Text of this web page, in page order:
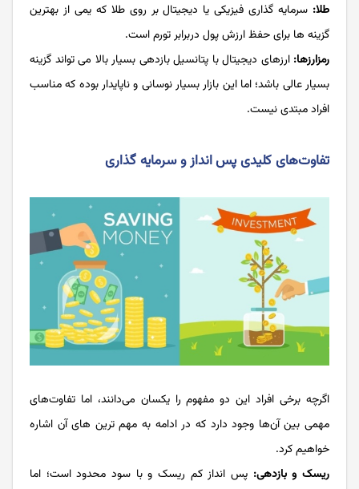
طلا: سرمایه گذاری فیزیکی یا دیجیتال بر روی طلا که یمی از بهترین
گزینه ها برای حفظ ارزش پول دربرابر تورم است.
رمزارزها: ارزهای دیجیتال با پتانسیل بازدهی بسیار بالا می تواند گزینه
بسیار عالی باشد؛ اما این بازار بسیار نوسانی و ناپایدار بوده که مناسب
افراد مبتدی نیست.
تفاوت‌های کلیدی پس انداز و سرمایه گذاری
اگرچه برخی افراد این دو مفهوم را یکسان می‌دانند، اما تفاوت‌های
مهمی بین آن‌ها وجود دارد که در ادامه به مهم ترین های آن اشاره
خواهیم کرد.
ریسک و بازدهی: پس انداز کم‌ ریسک و با سود محدود است؛ اما